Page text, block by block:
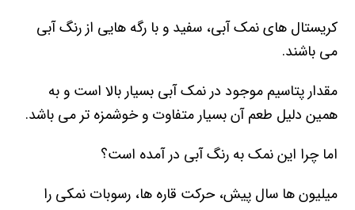
کریستال های نمک آبی، سفید و با رگه هایی از رنگ آبی
می باشند.
مقدار پتاسیم موجود در نمک آبی بسیار بالا است و به
همین دلیل طعم آن بسیار متفاوت و خوشمزه تر می باشد.
اما چرا این نمک به رنگ آبی در آمده است؟
میلیون ها سال پیش، حرکت قاره ها، رسوبات نمکی را